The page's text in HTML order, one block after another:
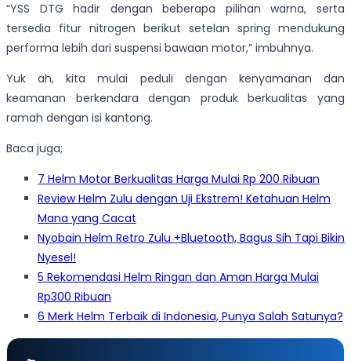
“YSS DTG hadir dengan beberapa pilihan warna, serta
tersedia fitur nitrogen berikut setelan spring mendukung
performa lebih dari suspensi bawaan motor,” imbuhnya.
Yuk ah, kita mulai peduli dengan kenyamanan dan
keamanan berkendara dengan produk berkualitas yang
ramah dengan isi kantong.
Baca juga;
7 Helm Motor Berkualitas Harga Mulai Rp 200 Ribuan
Review Helm Zulu dengan Uji Ekstrem! Ketahuan Helm
Mana yang Cacat
Nyobain Helm Retro Zulu +Bluetooth, Bagus Sih Tapi Bikin
Nyesel!
5 Rekomendasi Helm Ringan dan Aman Harga Mulai
Rp300 Ribuan
6 Merk Helm Terbaik di Indonesia, Punya Salah Satunya?